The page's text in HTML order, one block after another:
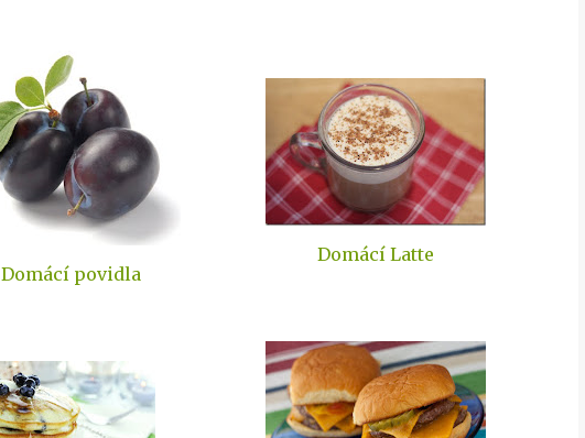
Domácí povidla
Domácí Latte